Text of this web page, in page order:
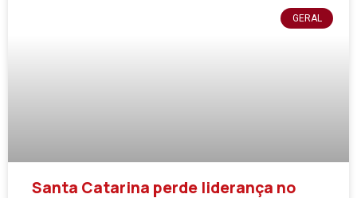
GERAL
Santa Catarina perde liderança no